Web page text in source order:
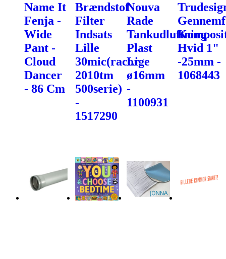
Name It
Fenja -
Wide
Pant -
Cloud
Dancer
- 86 Cm
Brændstof
Filter
Indsats
Lille
30mic(racor
2010tm
500serie)
-
1517290
Nouva
Rade
Tankudluftning
Plast
Lige
ø16mm
-
1100931
Hvid 1"
-25mm -
1068443